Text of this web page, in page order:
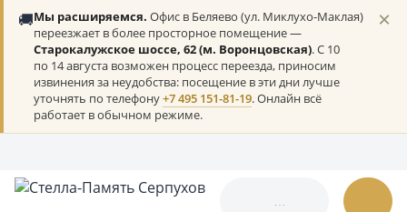
🚚Мы расширяемся. Офис в Беляево (ул. Миклухо-Маклая)
переезжает в более просторное помещение —
Старокалужское шоссе, 62 (м. Воронцовская). С 10
по 14 августа возможен процесс переезда, приносим
извинения за неудобства: посещение в эти дни лучше
уточнять по телефону+7 495 151-81-19. Онлайн всё
работает в обычном режиме.
×